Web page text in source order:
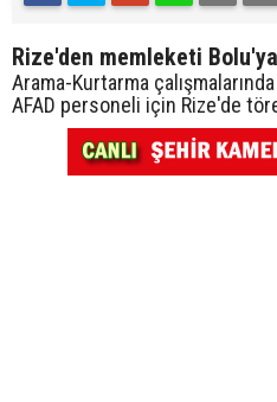
Rize'den memleketi
Arama-Kurtarma
AFAD personeli için Rize'de